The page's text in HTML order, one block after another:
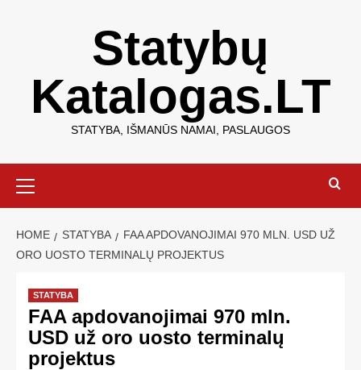
Statybų
Katalogas.LT
STATYBA, IŠMANŪS NAMAI, PASLAUGOS
HOME STATYBA
FAA APDOVANOJIMAI 970 MLN. USD UŽ
ORO UOSTO TERMINALŲ PROJEKTUS
STATYBA
FAA apdovanojimai 970 mln.
USD už oro uosto terminalų
projektus